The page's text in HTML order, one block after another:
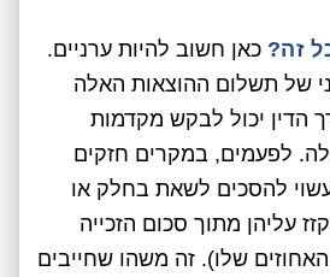
זה? כאן חשוב להיות ערניים.
של תשלום ההוצאות האלה
הדין יכול לבקש מקדמות
לפעמים, במקרים חזקים
עשוי להסכים לשאת בחלק או
עליהן מתוך סכום הזכייה
שלו). זה משהו שחייבים